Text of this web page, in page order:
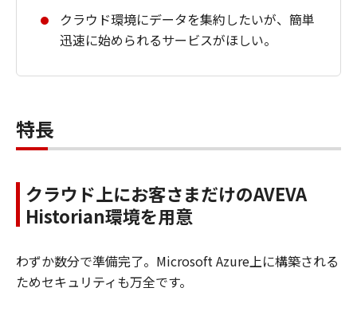
クラウド環境にデータを集約したいが、簡単
迅速に始められるサービスがほしい。
特長
クラウド上にお客さまだけのAVEVA
Historian環境を用意
わずか数分で準備完了。Microsoft Azure上に構築される
ためセキュリティも万全です。